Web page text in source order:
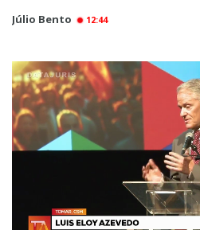
Júlio Bento 12:44